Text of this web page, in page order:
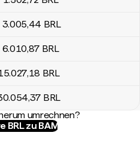
3.005,44 BRL
6.010,87 BRL
,18 BRL
,37 BRL
umrechnen?
BRL zu BAM